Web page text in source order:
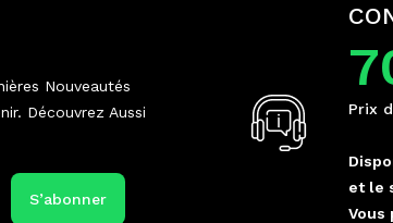
Nouveautés
Découvrez Aussi
Prix
et le
Vous